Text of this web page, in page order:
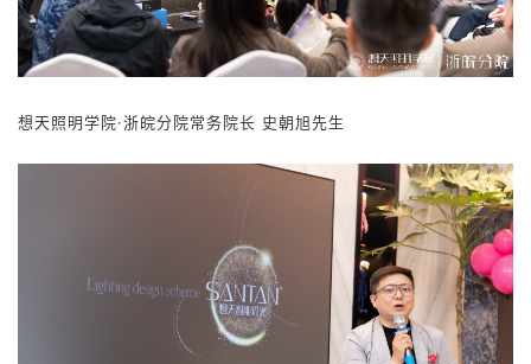
想天照明学院·浙皖分院常务院长 史朝旭先生